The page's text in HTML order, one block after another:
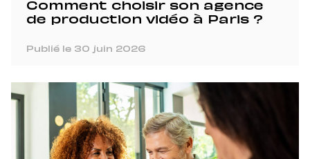
Comment choisir son agence
de production vidéo à Paris ?
Publié le 30 juin 2026